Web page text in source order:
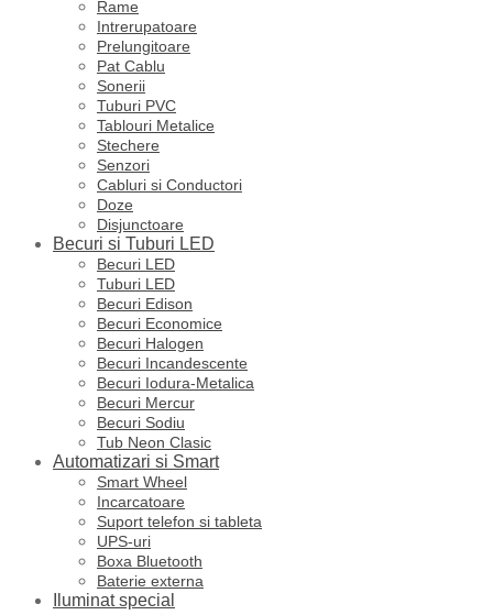
Rame
Intrerupatoare
Prelungitoare
Pat Cablu
Sonerii
Tuburi PVC
Tablouri Metalice
Stechere
Senzori
Cabluri si Conductori
Doze
Disjunctoare
Becuri si Tuburi LED
Becuri LED
Tuburi LED
Becuri Edison
Becuri Economice
Becuri Halogen
Becuri Incandescente
Becuri Iodura-Metalica
Becuri Mercur
Becuri Sodiu
Tub Neon Clasic
Automatizari si Smart
Smart Wheel
Incarcatoare
Suport telefon si tableta
UPS-uri
Boxa Bluetooth
Baterie externa
Iluminat special